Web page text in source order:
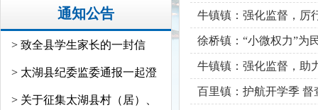
通知公告
> 致全县学生家长的一封信
> 太湖县纪委监委通报一起澄
> 关于征集太湖县村（居）、
牛镇镇：强化监督，厉
徐桥镇：“小微权力”为
牛镇镇：强化监督，助
百里镇：护航开学季 督